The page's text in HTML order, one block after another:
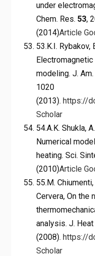
under
Chem. Res. 53,
(2014)Article
53.K.I. Rybakov,
modeling. J. Am.
1020
(2013). https://
Scholar
54.A.K. Shukla,
Numerical
heating. Sci.
(2010)Article
55.M.
Cervera, On the
analysis. J. Heat
(2008). https://
Scholar